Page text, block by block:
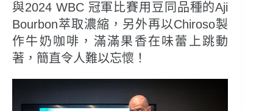
與2024 WBC 冠軍比賽用豆同品種的Aji
Bourbon萃取濃縮，另外再以Chiroso製
作牛奶咖啡，滿滿果香在味蕾上跳動
著，簡直令人難以忘懷！